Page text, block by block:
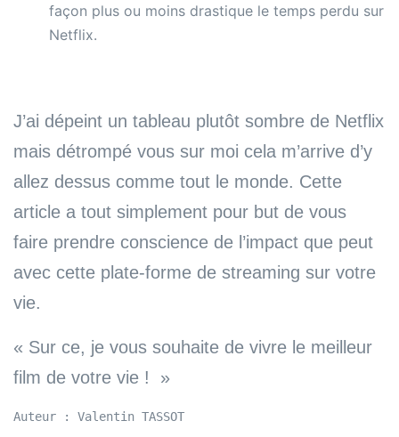
façon plus ou moins drastique le temps perdu sur
Netflix.
J’ai dépeint un tableau plutôt sombre de Netflix
mais détrompé vous sur moi cela m’arrive d’y
allez dessus comme tout le monde. Cette
article a tout simplement pour but de vous
faire prendre conscience de l’impact que peut
avec cette plate-forme de streaming sur votre
vie.
« Sur ce, je vous souhaite de vivre le meilleur
film de votre vie ! »
Auteur : Valentin TASSOT